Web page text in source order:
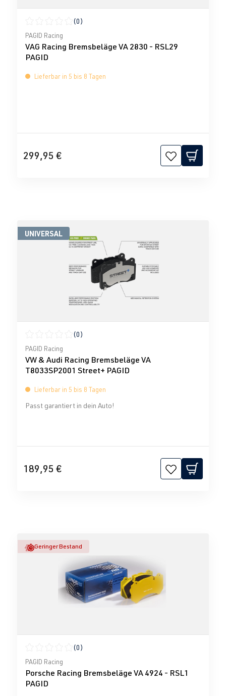
Durchschnittliche Bewertung von 0 von 5 Sternen
(0)
PAGID Racing
VAG Racing Bremsbeläge VA 2830 - RSL29
PAGID
Lieferbar in 5 bis 8 Tagen
299,95 €
UNIVERSAL
Durchschnittliche Bewertung von 0 von 5 Sternen
(0)
PAGID Racing
VW & Audi Racing Bremsbeläge VA
T8033SP2001 Street+ PAGID
Lieferbar in 5 bis 8 Tagen
Passt garantiert in dein Auto!
189,95 €
Geringer Bestand
Durchschnittliche Bewertung von 0 von 5 Sternen
(0)
PAGID Racing
Porsche Racing Bremsbeläge VA 4924 - RSL1
PAGID